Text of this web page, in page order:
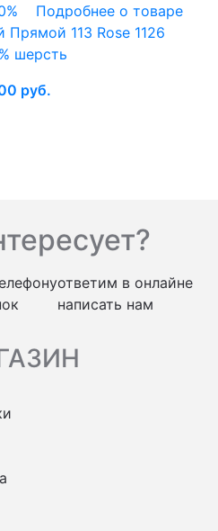
Подробнее о товаре
Прямой 113 Rose 1126
шерсть
руб.
ответим в онлайне
написать нам